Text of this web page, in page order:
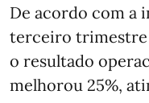
De acordo com a
terceiro trimestre
o resultado
melhorou 25%,